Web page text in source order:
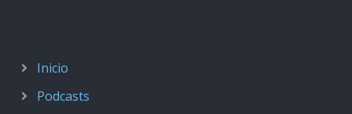
Inicio
Podcasts